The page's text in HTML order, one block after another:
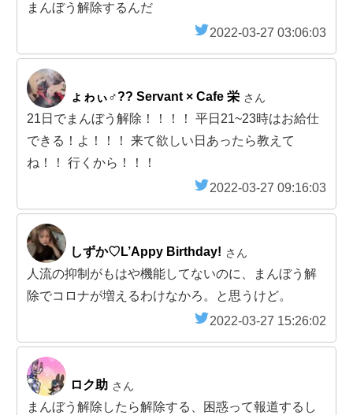
まんぼう解除するんだ
2022-03-27 03:06:03
ょゎぃ♂?? Servant × Cafe 栄 さん
21日でまんぼう解除！！！！ 平日21~23時はお給仕
できる！よ！！！ 来て欲しい日あったら教えて
ね！！ 行くから！！！
2022-03-27 09:16:03
しずか♡L’Appy Birthday! さん
人流の抑制がもはや機能してないのに、まんぼう解
除でコロナが増えるわけなかろ。と思うけど。
2022-03-27 15:26:02
ロク助 さん
まんぼう解除したら解除する、困惑って報道するし